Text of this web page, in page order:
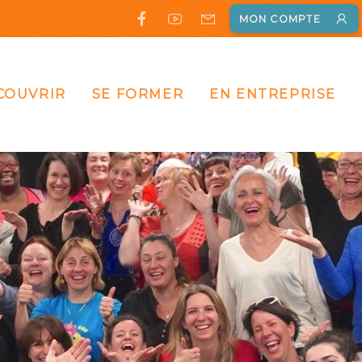
MON COMPTE
SE FORMER EN ENTREPRISE